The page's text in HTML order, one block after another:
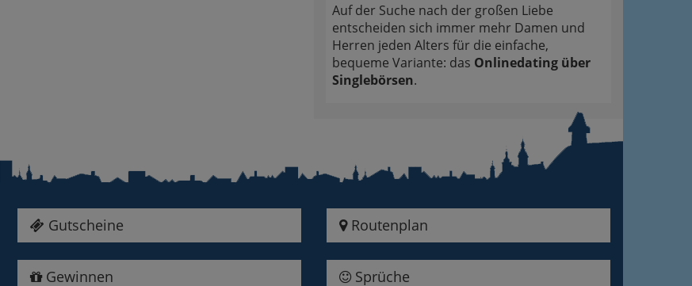
Auf der Suche nach der großen Liebe
entscheiden sich immer mehr Damen und
Herren jeden Alters für die einfache,
bequeme Variante: das Onlinedating über
Singlebörsen.
Gutscheine
Gewinnen
Routenplan
Sprüche